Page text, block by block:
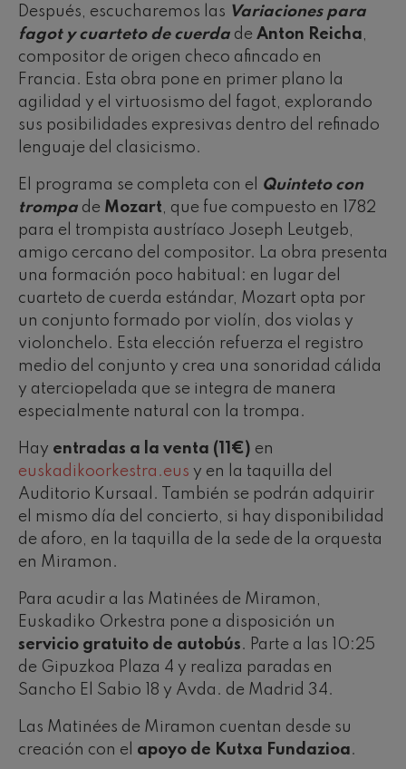
Después, escucharemos las Variaciones para
fagot y cuarteto de cuerda de Anton Reicha,
compositor de origen checo afincado en
Francia. Esta obra pone en primer plano la
agilidad y el virtuosismo del fagot, explorando
sus posibilidades expresivas dentro del refinado
lenguaje del clasicismo.
El programa se completa con el
Quinteto con
trompa de Mozart, que fue compuesto en 1782
para el trompista austríaco Joseph Leutgeb,
amigo cercano del compositor. La obra presenta
una formación poco habitual: en lugar del
cuarteto de cuerda estándar, Mozart opta por
un conjunto formado por violín, dos violas y
violonchelo. Esta elección refuerza el registro
medio del conjunto y crea una sonoridad cálida
y aterciopelada que se integra de manera
especialmente natural con la trompa.
Hay entradas a la venta (11€) en
euskadikoorkestra.eus y en la taquilla del
Auditorio Kursaal. También se podrán adquirir
el mismo día del concierto, si hay disponibilidad
de aforo, en la taquilla de la sede de la orquesta
en Miramon.
Para acudir a las Matinées de Miramon,
Euskadiko Orkestra pone a disposición un
servicio gratuito de autobús. Parte a las 10:25
de Gipuzkoa Plaza 4 y realiza paradas en
Sancho El Sabio 18 y Avda. de Madrid 34.
Las Matinées de Miramon cuentan desde su
creación con el apoyo de Kutxa Fundazioa.